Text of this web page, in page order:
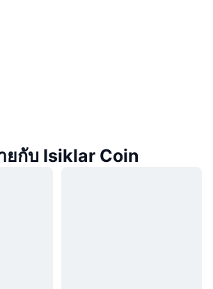
ยกับ Isiklar Coin